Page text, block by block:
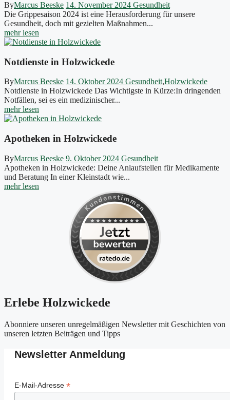
ByMarcus Beeske 14. November 2024 Gesundheit
Die Grippesaison 2024 ist eine Herausforderung für unsere
Gesundheit, doch mit gezielten Maßnahmen...
mehr lesen
Notdienste in Holzwickede
ByMarcus Beeske 14. Oktober 2024 Gesundheit,Holzwickede
Notdienste in Holzwickede Das Wichtigste in Kürze:In dringenden
Notfällen, sei es ein medizinischer...
mehr lesen
Apotheken in Holzwickede
ByMarcus Beeske 9. Oktober 2024 Gesundheit
Apotheken in Holzwickede: Deine Anlaufstellen für Medikamente
und Beratung In einer Kleinstadt wie...
mehr lesen
Erlebe Holzwickede
Abonniere unseren unregelmäßigen Newsletter mit Geschichten von
unseren letzten Beiträgen und Tipps
Newsletter Anmeldung
E-Mail-Adresse *